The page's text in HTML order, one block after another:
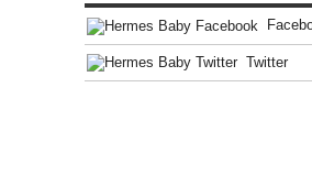
Twitter